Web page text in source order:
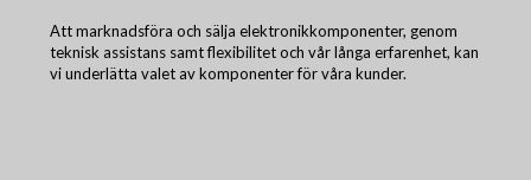
Att marknadsföra och sälja elektronikkomponenter, genom
teknisk assistans samt flexibilitet och vår långa erfarenhet, kan
vi underlätta valet av komponenter för våra kunder.